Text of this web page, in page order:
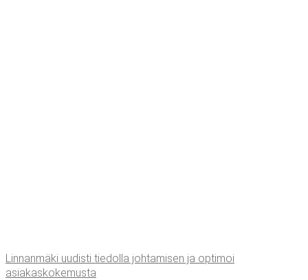
Lin­nan­mä­ki uudis­ti tie­dol­la joh­ta­mi­sen ja opti­moi
asiakaskokemusta